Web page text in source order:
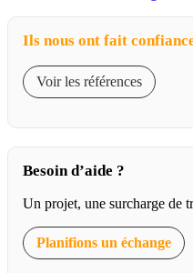
Ils nous ont fait
Voir les références
Besoin d’aide ?
Un projet, une surcharge de
Planifions un échange